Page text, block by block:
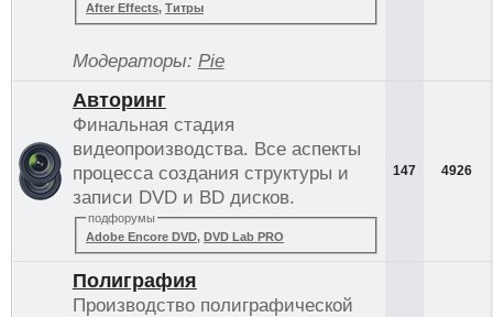
After Effects,Титры
Модераторы: Pie
Авторинг
Финальная стадия
видеопроизводства. Все аспекты
процесса создания структуры и
записи DVD и BD дисков.
подфорумы
Adobe Encore DVD, DVD Lab PRO
147 4926
Полиграфия
Производство полиграфической